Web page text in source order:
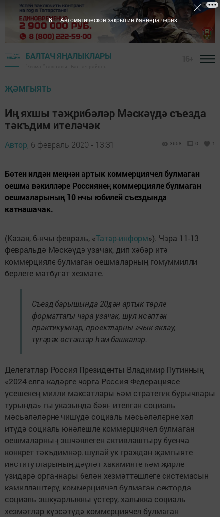
БАЛТАЧ ЯҢАЛЫКЛАРЫ
ҖӘМГЫЯТЬ
Иң яхшы тәҗрибәләр Мәскәүдә съезда
тәкъдим ителәчәк
Автор, 6 февраль 2020 - 13:31 3658 0 1
Бөтен илдән меңнән артык коммерциячел булмаган
оешма вәкилләре Россиянең коммерцияле булмаган
оешмаларының 10 нчы юбилей съездында
катнашачак.
(Казан, 6-нчы февраль, «Татар-информ»). Чара 11-13
февральдә Мәскәүдә узачак, дип хәбәр итә
коммерцияле булмаган оешмаларның гомуммилли
берлеге матбугат хезмәте.
Съезд барышында 20дән артык төрле
форматтагы чара узачак, шул исәптән
практикумнар, проектларны ачык яклау,
түгәрәк өстәлләр һәм башкалар.
Делегатлар Россия Президенты Владимир Путинның
«2024 елга кадәрге чорга Россия Федерациясе
үсешенең милли максатлары һәм стратегик бурычлары
турында» гы указында бәян ителгән социаль
мәсьәләләрне чишүдә социаль мәсьәләләрне хәл
итүдә социаль юнәлешле коммерциячел булмаган
оешмаларның эшчәнлеген активлаштыру буенча
конкрет тәкъдимнәр, шулай ук граждан җәмгыяте
институтларының дәүләт хакимияте һәм җирле
үзидарә органнары белән хезмәттәшлеге системасын
камилләштерү, коммерциячел булмаган секторда
социаль эшкуарлыкны үстерү, халыкка социаль
хезмәтләр күрсәтүдә коммерциячел булмаган
5 Автоматическое закрытие баннера через